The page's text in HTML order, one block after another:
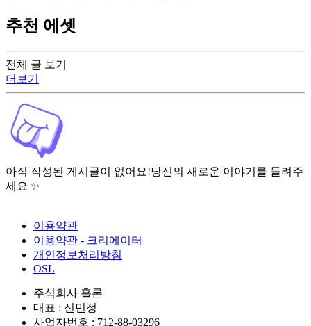
전체 글 보기
더보기
아직 작성된 게시글이 없어요!당신의 새로운 이야기를 들려주
세요 ✨
추천 에셋
이용약관
이용약관 - 크리에이터
개인정보처리방침
OSL
주식회사 홀론
대표 : 신민정
사업자번호 : 712-88-03296